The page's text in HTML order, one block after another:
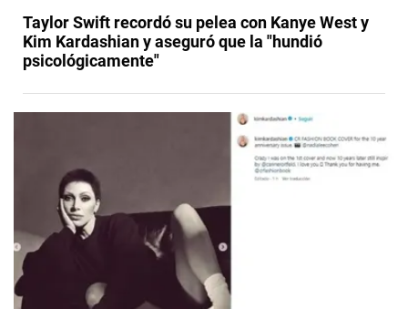
Taylor Swift recordó su pelea con Kanye West y
Kim Kardashian y aseguró que la "hundió
psicológicamente"